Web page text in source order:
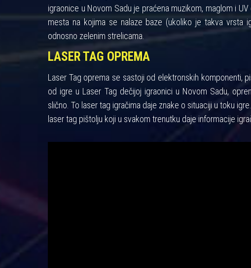
igraonice u Novom Sadu je praćena muzikom, maglom i
mesta na kojima se nalaze baze (ukoliko je takva vrsta
odnosno zelenim strelicama.
LASER TAG OPREMA
Laser Tag oprema se sastoji od elektronskih komponenti,
od igre u Laser Tag dečijoj igraonici u Novom Sadu,
slično. To laser tag igračima daje znake o situaciji u toku
laser tag pištolju koji u svakom trenutku daje informacije